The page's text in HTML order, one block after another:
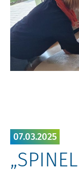
07.03.2025